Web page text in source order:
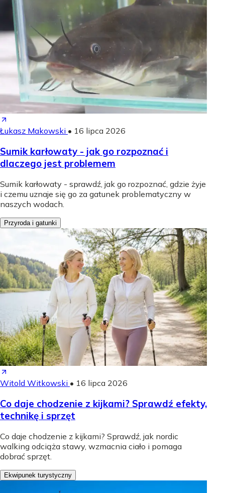
Łukasz Makowski • 16 lipca 2026
Sumik karłowaty - jak go rozpoznać i
dlaczego jest problemem
Sumik karłowaty - sprawdź, jak go rozpoznać, gdzie żyje
i czemu uznaje się go za gatunek problematyczny w
naszych wodach.
Przyroda i gatunki
Witold Witkowski • 16 lipca 2026
Co daje chodzenie z kijkami? Sprawdź efekty,
technikę i sprzęt
Co daje chodzenie z kijkami? Sprawdź, jak nordic
walking odciąża stawy, wzmacnia ciało i pomaga
dobrać sprzęt.
Ekwipunek turystyczny